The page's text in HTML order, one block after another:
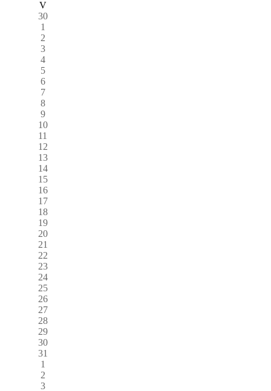
V
30
1
2
3
4
5
6
7
8
9
10
11
12
13
14
15
16
17
18
19
20
21
22
23
24
25
26
27
28
29
30
31
1
2
3